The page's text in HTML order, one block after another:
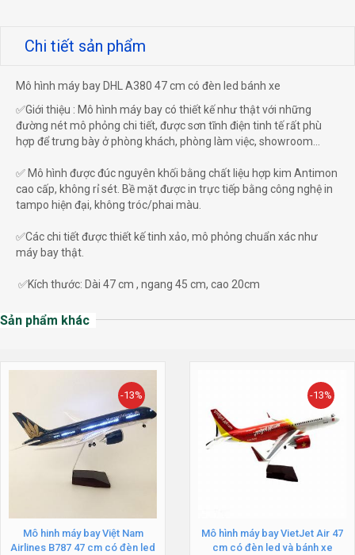
Chi tiết sản phẩm
Mô hình máy bay DHL A380 47 cm có đèn led bánh xe
✅Giới thiệu : Mô hình máy bay có thiết kế như thật với những
đường nét mô phỏng chi tiết, được sơn tĩnh điện tinh tế rất phù
hợp để trưng bày ở phòng khách, phòng làm việc, showroom...
✅ Mô hình được đúc nguyên khối bằng chất liệu hợp kim Antimon
cao cấp, không rỉ sét. Bề mặt được in trực tiếp bằng công nghệ in
tampo hiện đại, không tróc/phai màu.
✅Các chi tiết được thiết kế tinh xảo, mô phỏng chuẩn xác như
máy bay thật.
✅Kích thước: Dài 47 cm , ngang 45 cm, cao 20cm
Sản phẩm khác
-13%
Mô hinh máy bay Việt Nam
Airlines B787 47 cm có đèn led
-13%
Mô hình máy bay VietJet Air 47
cm có đèn led và bánh xe